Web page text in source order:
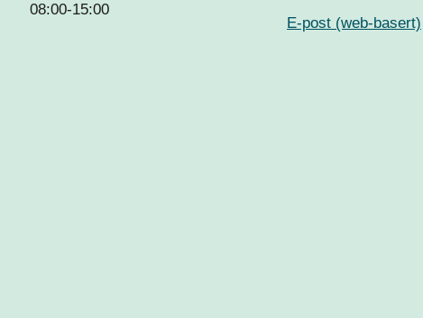
08:00-15:00
E-post (web-basert)